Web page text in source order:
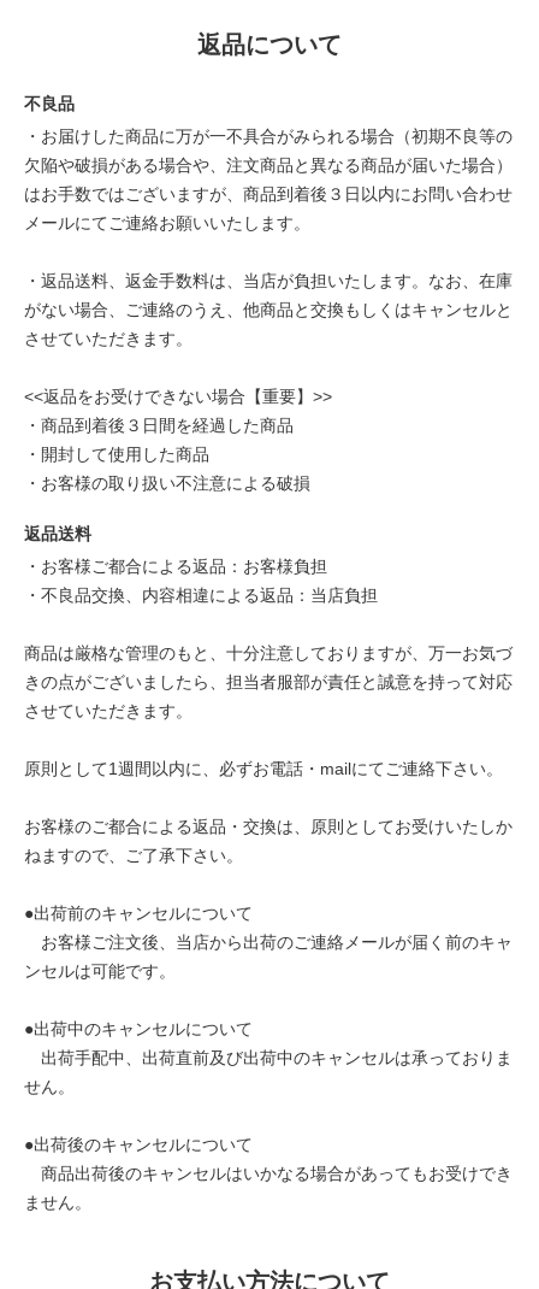
返品について
不良品
・お届けした商品に万が一不具合がみられる場合（初期不良等の
欠陥や破損がある場合や、注文商品と異なる商品が届いた場合）
はお手数ではございますが、商品到着後３日以内にお問い合わせ
メールにてご連絡お願いいたします。
・返品送料、返金手数料は、当店が負担いたします。なお、在庫
がない場合、ご連絡のうえ、他商品と交換もしくはキャンセルと
させていただきます。
<<返品をお受けできない場合【重要】>>
・商品到着後３日間を経過した商品
・開封して使用した商品
・お客様の取り扱い不注意による破損
返品送料
・お客様ご都合による返品：お客様負担
・不良品交換、内容相違による返品：当店負担
商品は厳格な管理のもと、十分注意しておりますが、万一お気づ
きの点がございましたら、担当者服部が責任と誠意を持って対応
させていただきます。
原則として1週間以内に、必ずお電話・mailにてご連絡下さい。
お客様のご都合による返品・交換は、原則としてお受けいたしか
ねますので、ご了承下さい。
●出荷前のキャンセルについて
お客様ご注文後、当店から出荷のご連絡メールが届く前のキャ
ンセルは可能です。
●出荷中のキャンセルについて
出荷手配中、出荷直前及び出荷中のキャンセルは承っておりま
せん。
●出荷後のキャンセルについて
商品出荷後のキャンセルはいかなる場合があってもお受けでき
ません。
お支払い方法について